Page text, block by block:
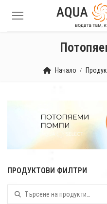
Начало
ПРОДУКТОВИ ФИЛТРИ
Търсене за: